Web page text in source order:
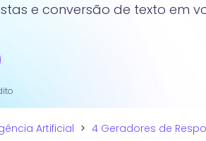
e conversão de texto em
Artificial > 4 Geradores de